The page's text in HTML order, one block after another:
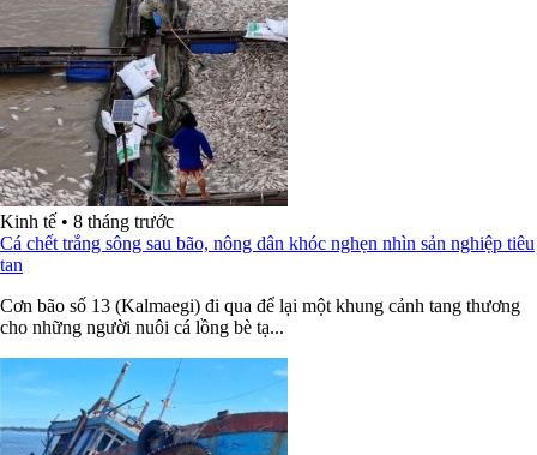
Kinh tế • 8 tháng trước
Cá chết trắng sông sau bão, nông dân khóc nghẹn nhìn sản nghiệp tiêu
tan
Cơn bão số 13 (Kalmaegi) đi qua để lại một khung cảnh tang thương
cho những người nuôi cá lồng bè tạ...